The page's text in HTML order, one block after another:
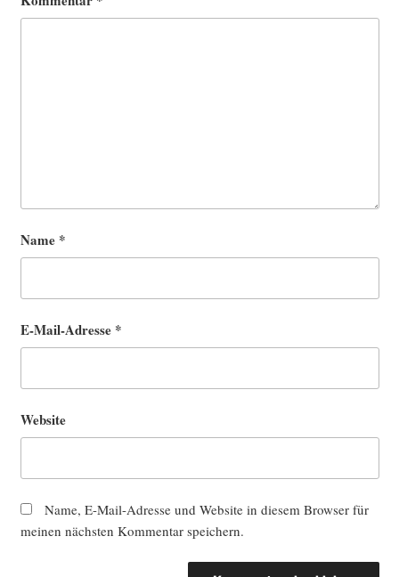
Name *
E-Mail-Adresse *
Website
Name, E-Mail-Adresse und Website in diesem Browser für
meinen nächsten Kommentar speichern.